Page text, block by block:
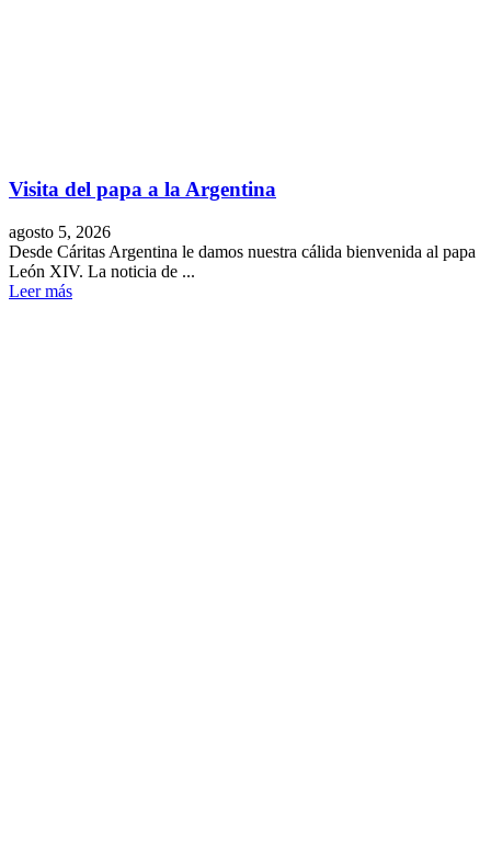
Visita del papa a la Argentina
agosto 5, 2026
Desde Cáritas Argentina le damos nuestra cálida bienvenida al papa
León XIV. La noticia de ...
Leer más